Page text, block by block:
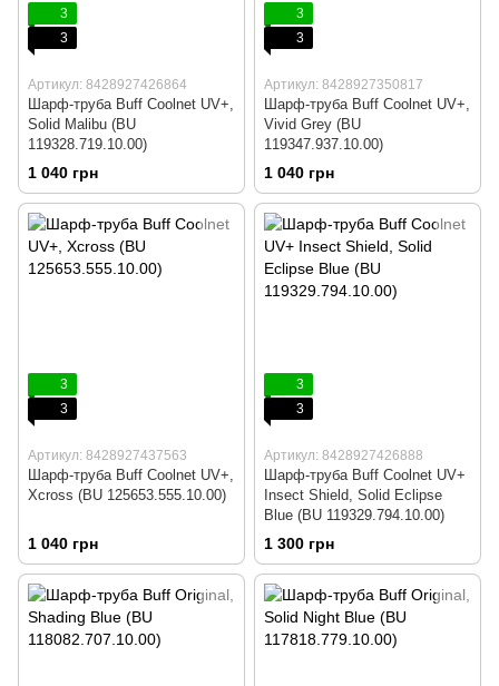
3
3
Артикул: 8428927426864
Шарф-труба Buff Coolnet UV+,
Solid Malibu (BU
119328.719.10.00)
1 040 грн
3
3
Артикул: 8428927350817
Шарф-труба Buff Coolnet UV+,
Vivid Grey (BU
119347.937.10.00)
1 040 грн
3
3
Артикул: 8428927437563
Шарф-труба Buff Coolnet UV+,
Xcross (BU 125653.555.10.00)
1 040 грн
3
3
Артикул: 8428927426888
Шарф-труба Buff Coolnet UV+
Insect Shield, Solid Eclipse
Blue (BU 119329.794.10.00)
1 300 грн